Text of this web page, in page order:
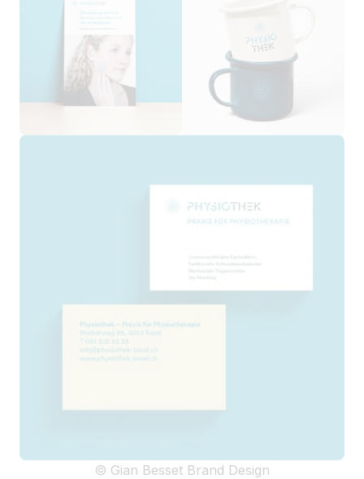
© Gian Besset Brand Design